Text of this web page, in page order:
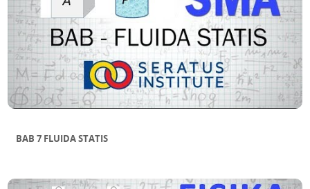
BAB 7 FLUIDA STATIS